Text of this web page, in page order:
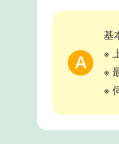
基
※
※
※